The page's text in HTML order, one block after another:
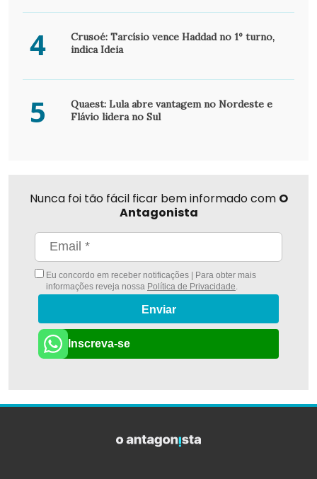
4
Crusoé: Tarcísio vence Haddad no 1º turno,
indica Ideia
5
Quaest: Lula abre vantagem no Nordeste e
Flávio lidera no Sul
Nunca foi tão fácil ficar bem informado com O
Antagonista
Eu concordo em receber notificações | Para obter mais
informações reveja nossa Política de Privacidade
Enviar
Inscreva-se